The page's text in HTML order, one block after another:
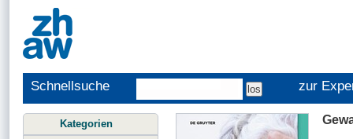
Schnellsuche zur
Kategorien